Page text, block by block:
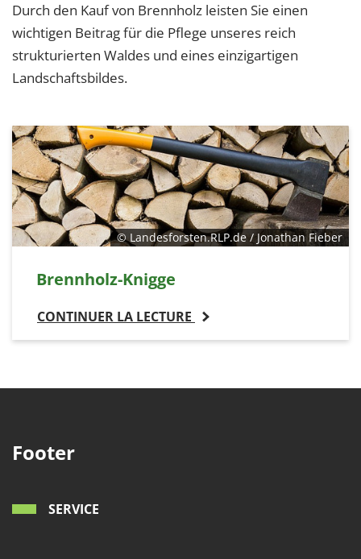
Durch den Kauf von Brennholz leisten Sie einen
wichtigen Beitrag für die Pflege unseres reich
strukturierten Waldes und eines einzigartigen
Landschaftsbildes.
© Landesforsten.RLP.de / Jonathan Fieber
Brennholz-Knigge
CONTINUER LA LECTURE
Footer
SERVICE